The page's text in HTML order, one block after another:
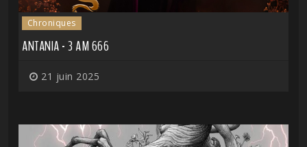
Chroniques
ANTANIA - 3 AM 666
21 juin 2025